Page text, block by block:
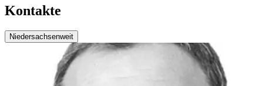
Kontakte
Niedersachsenweit